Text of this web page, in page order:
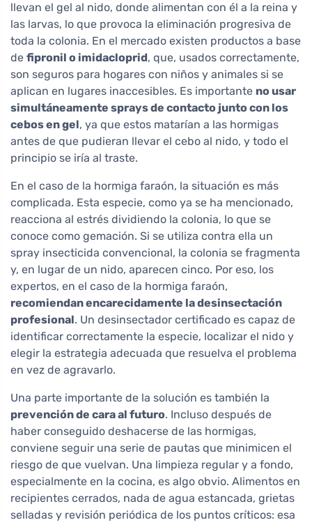
llevan el gel al nido, donde alimentan con él a la reina y
las larvas, lo que provoca la eliminación progresiva de
toda la colonia. En el mercado existen productos a base
de fipronil o imidacloprid, que, usados correctamente,
son seguros para hogares con niños y animales si se
aplican en lugares inaccesibles. Es importante no usar
simultáneamente sprays de contacto junto con los
cebos en gel, ya que estos matarían a las hormigas
antes de que pudieran llevar el cebo al nido, y todo el
principio se iría al traste.
En el caso de la hormiga faraón, la situación es más
complicada. Esta especie, como ya se ha mencionado,
reacciona al estrés dividiendo la colonia, lo que se
conoce como gemación. Si se utiliza contra ella un
spray insecticida convencional, la colonia se fragmenta
y, en lugar de un nido, aparecen cinco. Por eso, los
expertos, en el caso de la hormiga faraón,
recomiendan encarecidamente la desinsectación
profesional. Un desinsectador certificado es capaz de
identificar correctamente la especie, localizar el nido y
elegir la estrategia adecuada que resuelva el problema
en vez de agravarlo.
Una parte importante de la solución es también la
prevención de cara al futuro. Incluso después de
haber conseguido deshacerse de las hormigas,
conviene seguir una serie de pautas que minimicen el
riesgo de que vuelvan. Una limpieza regular y a fondo,
especialmente en la cocina, es algo obvio. Alimentos en
recipientes cerrados, nada de agua estancada, grietas
selladas y revisión periódica de los puntos críticos: esa